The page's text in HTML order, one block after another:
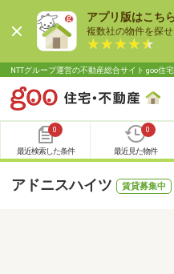
アプリ版はこち
複数社の物件を探せ
NTTグループ運営の不動産総合サイト goo住
0
最近検索した条件
0
最近見た物件
アドニスハイツ 賃貸募集中